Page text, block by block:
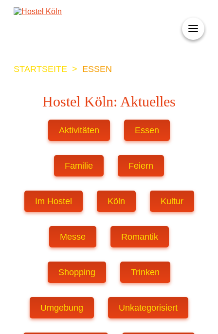
STARTSEITE > ESSEN
Hostel Köln: Aktuelles
Aktivitäten Essen
Familie Feiern
Im Hostel Köln Kultur
Messe Romantik
Shopping Trinken
Umgebung Unkategorisiert